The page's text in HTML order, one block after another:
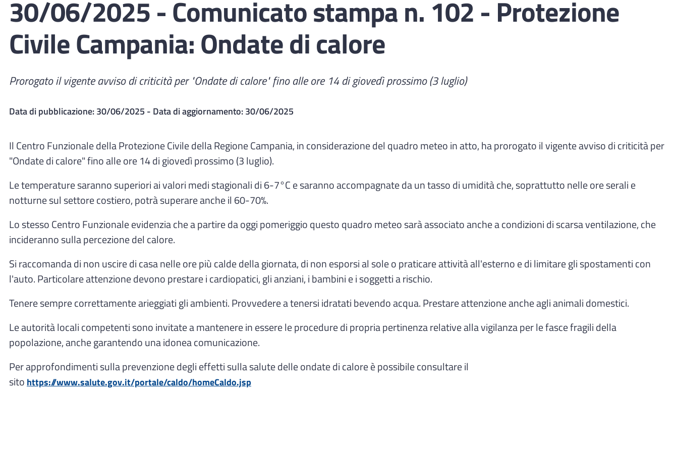
30/06/2025 - Comunicato stampa n. 102 - Protezione
Civile Campania: Ondate di calore
Prorogato il vigente avviso di criticità per "Ondate di calore" fino alle ore 14 di giovedì prossimo (3 luglio)
Data di pubblicazione:30/06/2025 - Data di aggiornamento:30/06/2025
Il Centro Funzionale della Protezione Civile della Regione Campania, in considerazione del quadro meteo in atto, ha prorogato il vigente avviso di criticità per
"Ondate di calore" fino alle ore 14 di giovedì prossimo (3 luglio).
Le temperature saranno superiori ai valori medi stagionali di 6-7°C e saranno accompagnate da un tasso di umidità che, soprattutto nelle ore serali e
notturne sul settore costiero, potrà superare anche il 60-70%.
Lo stesso Centro Funzionale evidenzia che a partire da oggi pomeriggio questo quadro meteo sarà associato anche a condizioni di scarsa ventilazione, che
incideranno sulla percezione del calore.
Si raccomanda di non uscire di casa nelle ore più calde della giornata, di non esporsi al sole o praticare attività all'esterno e di limitare gli spostamenti con
l'auto. Particolare attenzione devono prestare i cardiopatici, gli anziani, i bambini e i soggetti a rischio.
Tenere sempre correttamente arieggiati gli ambienti. Provvedere a tenersi idratati bevendo acqua. Prestare attenzione anche agli animali domestici.
Le autorità locali competenti sono invitate a mantenere in essere le procedure di propria pertinenza relative alla vigilanza per le fasce fragili della
popolazione, anche garantendo una idonea comunicazione.
Per approfondimenti sulla prevenzione degli effetti sulla salute delle ondate di calore è possibile consultare il
sito https://www.salute.gov.it/portale/caldo/homeCaldo.jsp